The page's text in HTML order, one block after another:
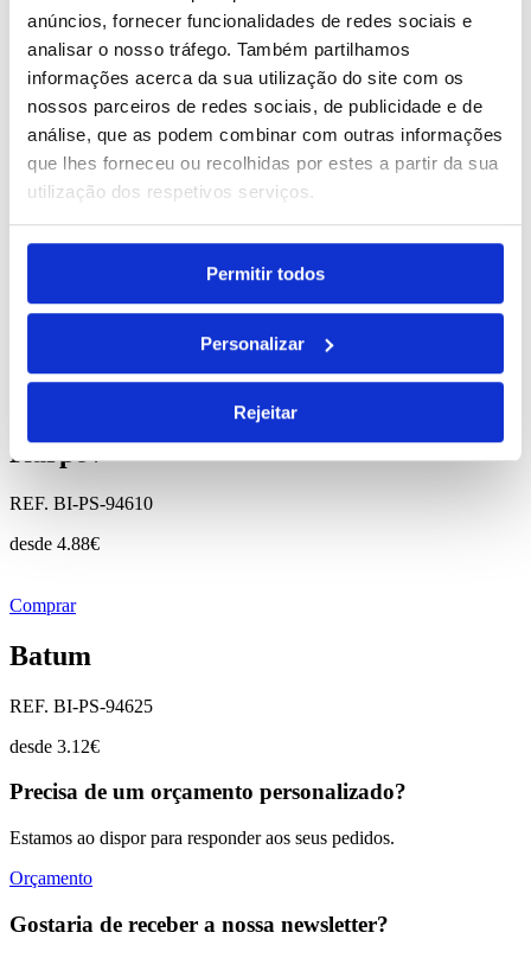
anúncios, fornecer funcionalidades de redes sociais e
analisar o nosso tráfego. Também partilhamos
informações acerca da sua utilização do site com os
nossos parceiros de redes sociais, de publicidade e de
análise, que as podem combinar com outras informações
que lhes forneceu ou recolhidas por estes a partir da sua
utilização dos respetivos serviços.
Permitir todos
Personalizar
Rejeitar
Conley
REF. BI-PS-94621
desde 1.99 €
Comprar
Portis
REF. BI-PS-94630
Karpov
REF. BI-PS-94610
desde 4.88€
Comprar
Batum
REF. BI-PS-94625
desde 3.12€
Precisa de um orçamento personalizado?
Estamos ao dispor para responder aos seus pedidos.
Orçamento
Gostaria de receber a nossa newsletter?